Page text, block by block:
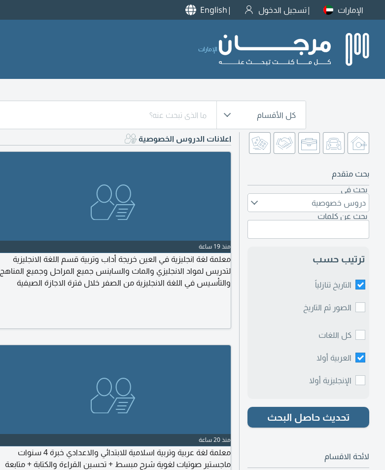
الإمارات تسجيل الدخول English
الإمارات
كل الأقسام
بحث متقدم
بحث في
دروس خصوصية
بحث عن كلمات
ترتيب حسب
التاريخ تنازلياً
الصور ثم التاريخ
كل اللغات
العربية أولا
الإنجليزية أولا
تحديث حاصل البحث
لائحة الاقسام
اعلانات الدروس الخصوصية
منذ 19 ساعة
معلمة لغة انجليزية في العين خريجة أداب وتربية قسم اللغة الانجليزية
لتدريس لمواد الانجليزي والماث والساينس جميع المراحل وجميع المناهج
والتأسيس في اللغة الانجليزية من الصفر خلال فترة الاجازة الصيفية
منذ 20 ساعة
معلمة لغة عربية وتربية اسلامية للابتدائي والاعدادي خبرة 4 سنوات
ماجستير صوتيات لغوية شرح مبسط + تحسين القراءة والكتابة + متابعة